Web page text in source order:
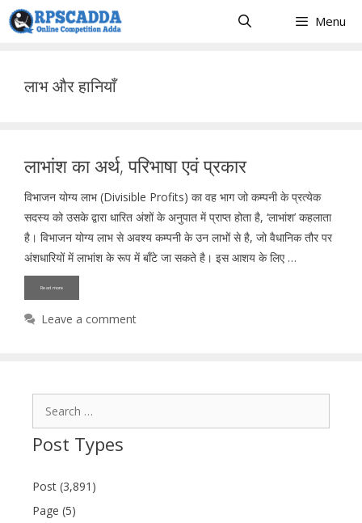
Skip
to
Menu
लाभ और हानियाँ
लाभांश का अर्थ, परिभाषा एवं प्रकार
विभाजन योग्य लाभ (Divisible Profits) का वह भाग जो कम्पनी के प्रत्येक
सदस्य को उसके द्वारा धारित अंशों के अनुपात में प्राप्त होता है, ‘लाभांश’ कहलाता
है। विभाजन योग्य लाभ से अवश्य कम्पनी के उन लाभों से है, जो वैधानिक तौर पर
अंशधारियों में लाभांश के रूप में बाँटे जा सकते है। इस आशय के लिए …
Read more
Leave a comment
Post Types
Post (3,891)
Page (5)